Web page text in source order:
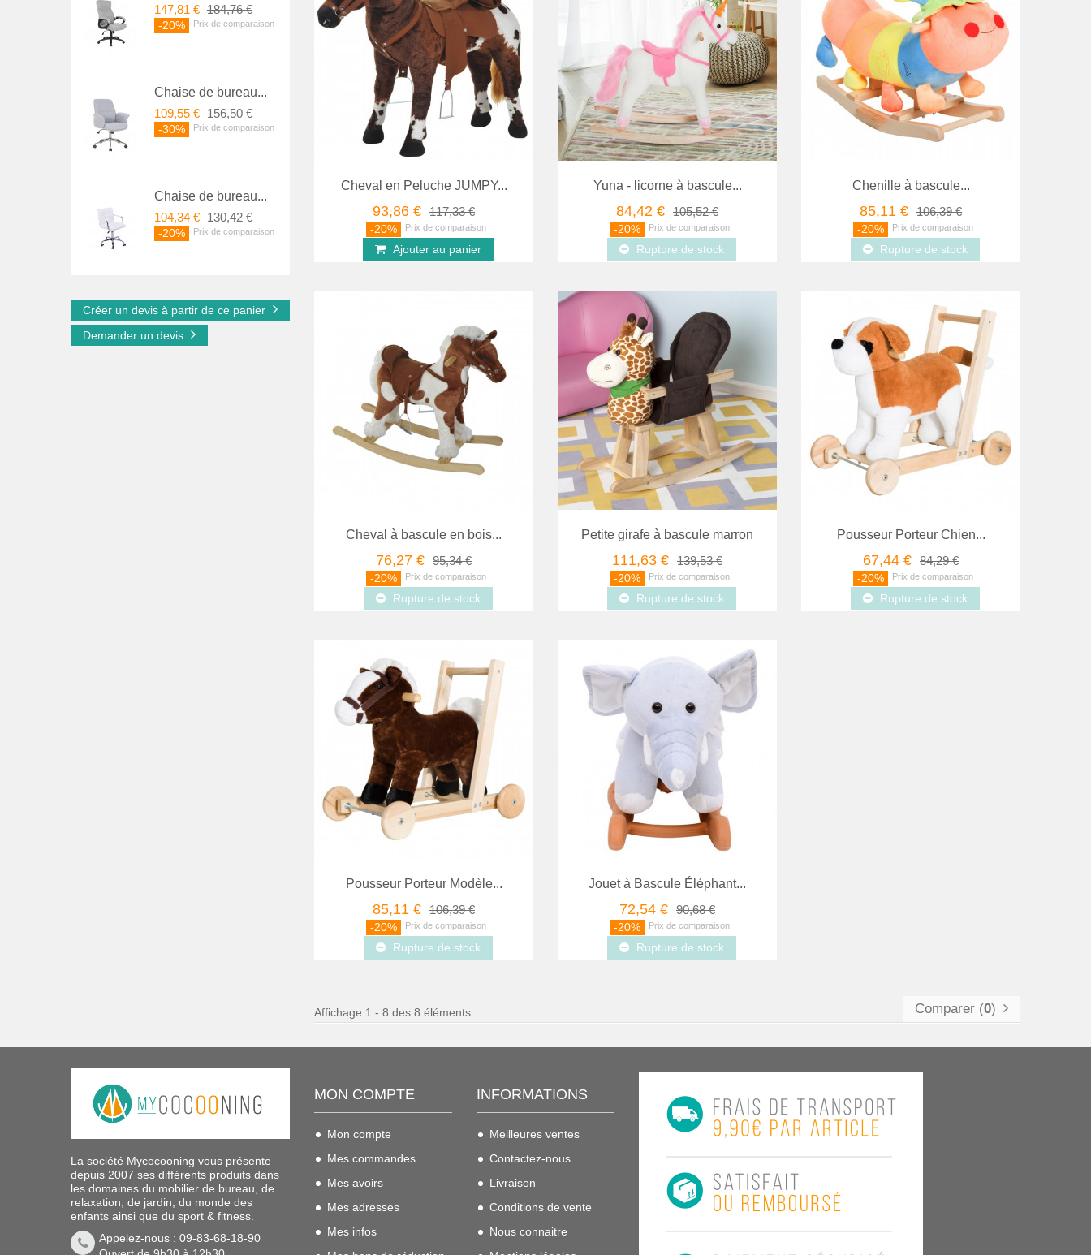
147,81 € 184,76 €
-20%
Chaise de bureau...
109,55 € 156,50 €
-30%
Chaise de bureau...
104,34 € 130,42 €
-20%
Créer un devis à partir de ce panier
Demander un devis
Aperçu
Cheval en Peluche JUMPY...
93,86 € 117,33 €
-20%
Ajouter au panier
Yuna - licorne à bascule...
84,42 € 105,52 €
-20%
Rupture de stock
Favori comparer
Chenille à bascule...
85,11 € 106,39 €
-20%
Rupture de stock
Aperçu
Cheval à bascule en bois...
76,27 € 95,34 €
-20%
Rupture de stock
Petite girafe à bascule marron
111,63 € 139,53 €
-20%
Rupture de stock
Favori comparer
Pousseur Porteur Chien...
67,44 € 84,29 €
-20%
Rupture de stock
Aperçu
Pousseur Porteur Modèle...
85,11 € 106,39 €
-20%
Rupture de stock
Jouet à Bascule Éléphant...
72,54 € 90,68 €
-20%
Rupture de stock
Comparer (0)
Affichage 1 - 8 des 8 éléments
La société Mycocooning vous présente
depuis 2007 ses différents produits dans
les domaines du mobilier de bureau, de
relaxation, de jardin, du monde des
enfants ainsi que du sport & fitness.
Appelez-nous : 09-83-68-18-90
MON COMPTE
Mon compte
Mes commandes
Mes avoirs
Mes adresses
Mes infos
INFORMATIONS
Meilleures ventes
Contactez-nous
Livraison
Conditions de vente
Nous connaitre